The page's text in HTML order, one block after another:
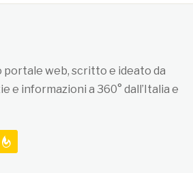
portale web, scritto e ideato da
e informazioni a 360° dall’Italia e
feedburner